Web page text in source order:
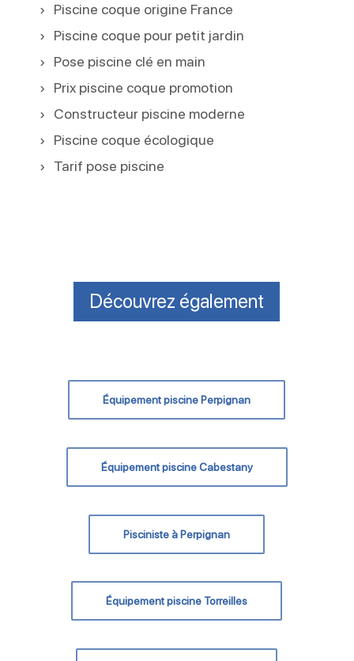
Piscine coque origine France
Piscine coque pour petit jardin
Pose piscine clé en main
Prix piscine coque promotion
Constructeur piscine moderne
Piscine coque écologique
Tarif pose piscine
Découvrez également
Équipement piscine Perpignan
Équipement piscine Cabestany
Pisciniste à Perpignan
Équipement piscine Torreilles